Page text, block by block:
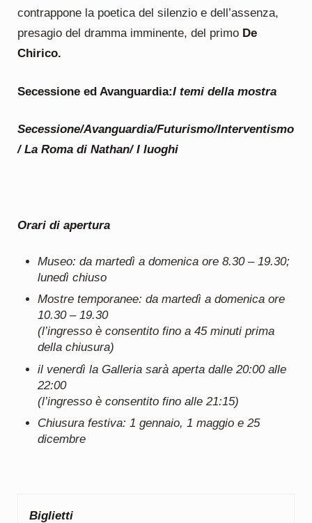
contrappone la poetica del silenzio e dell’assenza,
presagio del dramma imminente, del primo De
Chirico.
Secessione ed Avanguardia:I temi della mostra
Secessione/Avanguardia/Futurismo/Interventismo
/ La Roma di Nathan/ I luoghi
Orari di apertura
Museo: da martedì a domenica ore 8.30 – 19.30;
lunedì chiuso
Mostre temporanee: da martedì a domenica ore
10.30 – 19.30
(l’ingresso è consentito fino a 45 minuti prima
della chiusura)
il venerdì la Galleria sarà aperta dalle 20:00 alle
22:00
(l’ingresso è consentito fino alle 21:15)
Chiusura festiva: 1 gennaio, 1 maggio e 25
dicembre
Biglietti